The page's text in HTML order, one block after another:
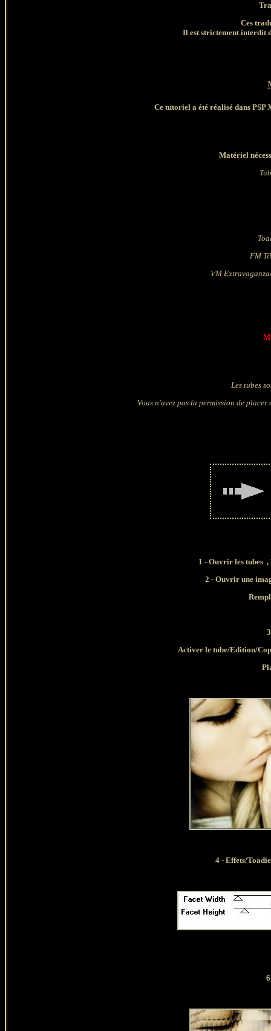
Ces
Il est strictement interdit
Ce tutoriel a été réalisé dans PSP
Matériel
FM
VM
Les tubes
Vous n'avez pas la permission de
1 - Ouvrir les tubes ,
2 - Ouvrir une
Activer le tube/Edition/
4 - Effets/